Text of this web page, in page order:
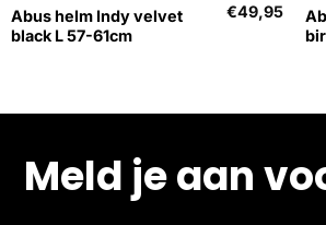
Abus helm Indy velvet
black L 57-61cm
€49,95
Meld je aan